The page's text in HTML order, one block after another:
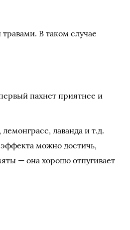
В таком случае
пахнет приятнее и
лаванда и т.д.
можно достичь,
— она хорошо отпугивает